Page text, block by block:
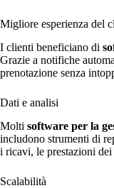
Migliore esperienza del
I clienti beneficiano di
Grazie a notifiche
prenotazione senza
Dati e analisi
Molti software per la
includono strumenti di
i ricavi, le prestazioni
Scalabilità